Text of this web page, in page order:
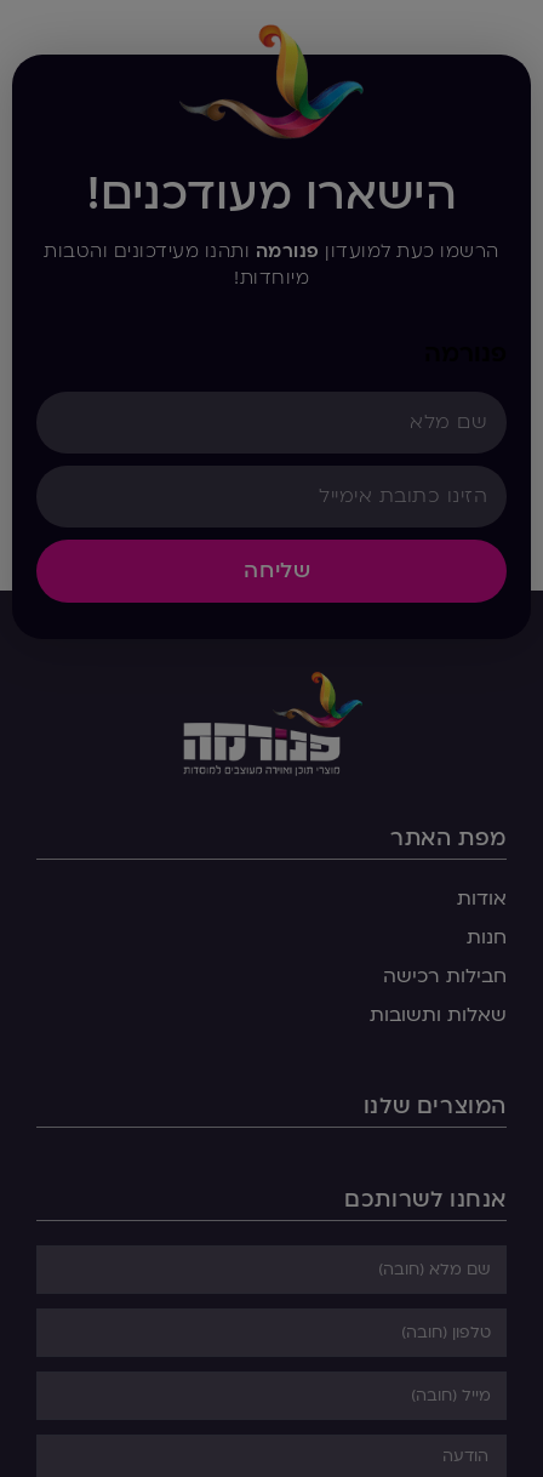
הישארו מעודכנים!
הרשמו כעת למועדון פנורמה ותהנו מעידכונים והטבות
מיוחדות!
שליחה
מפת האתר
אודות
חנות
חבילות רכישה
שאלות ותשובות
המוצרים שלנו
אנחנו לשרותכם